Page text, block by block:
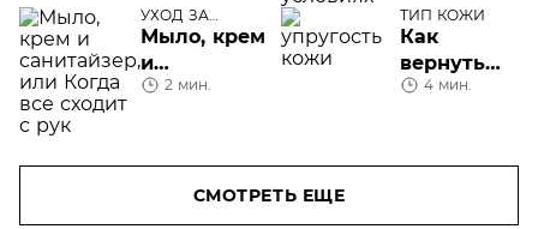
домашних
условиях
УХОД ЗА
ТЕЛОМ
Мыло, крем
и
санитайзер,
с рук
2 мин.
ТИП КОЖИ
Как
вернуть
упругость
4 мин.
СМОТРЕТЬ ЕЩЕ